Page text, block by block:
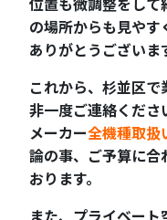
の場所からも見やす
ありがとうございま
これから、杉並区
非一度ご連絡くださ
メーカー全機種取扱
論の事、ご予算に合
おります。
また、プライベート